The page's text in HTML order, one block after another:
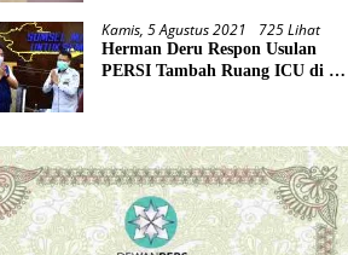
Kamis, 5 Agustus 2021 725 Lihat
Herman Deru Respon Usulan
PERSI Tambah Ruang ICU di RS